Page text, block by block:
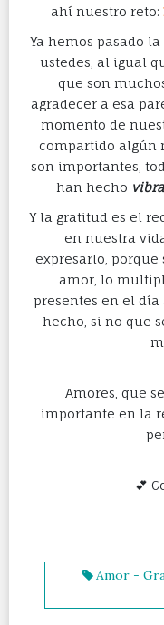
ahí nuestro reto:
Ya hemos pasado
ustedes, al igual
que son
agradecer a esa
momento de
compartido algún
son importantes,
han hecho
Y la gratitud es el
en nuestra
expresarlo, porque
amor, lo
presentes en el día
hecho, si no que
Amores, que
importante en la
💕
Amor -